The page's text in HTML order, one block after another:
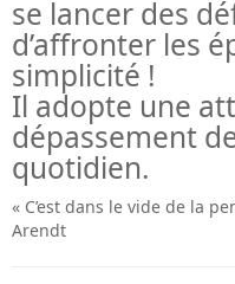
se lancer des
d’affronter les
simplicité !
Il adopte une
dépassement
quotidien.
« C’est dans le vide de la
Arendt